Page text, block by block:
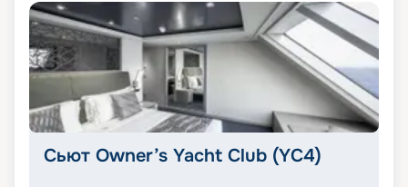
Сьют Owner’s Yacht Club (YC4)